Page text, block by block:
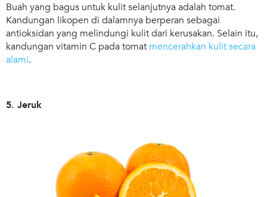
Buah yang bagus untuk kulit selanjutnya adalah tomat.
Kandungan likopen di dalamnya berperan sebagai
antioksidan yang melindungi kulit dari kerusakan. Selain itu,
kandungan vitamin C pada tomat mencerahkan kulit secara
alami.
5. Jeruk